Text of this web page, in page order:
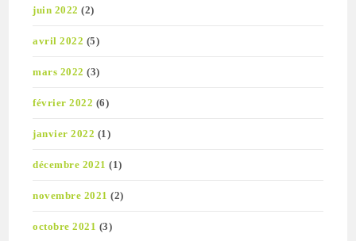
juin 2022 (2)
avril 2022 (5)
mars 2022 (3)
février 2022 (6)
janvier 2022 (1)
décembre 2021 (1)
novembre 2021 (2)
octobre 2021 (3)